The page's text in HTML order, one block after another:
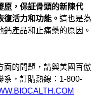
原 ，保証骨頭的新陳代
活力和功能。 這也是為
產品和止痛藥的原因。
面的問題，請與美國百傲
系，訂購熱線：1-800-